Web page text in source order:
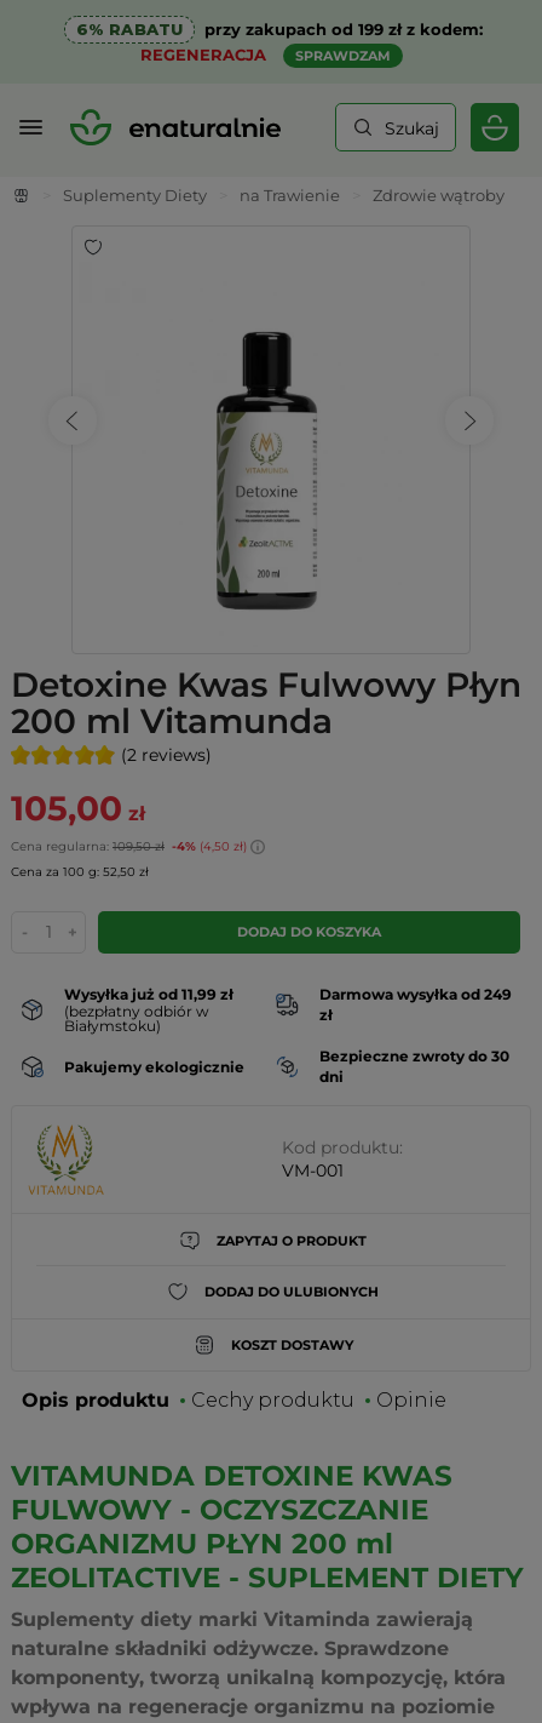
6% RABATU
przy zakupach od 199 zł z kodem:
REGENERACJA
SPRAWDZAM
Szukaj
Suplementy Diety na Trawienie Zdrowie wątroby
Detoxine Kwas Fulwowy Płyn
200 ml Vitamunda
(2 reviews)
105,00 zł
Cena regularna: 109,50 zł -4% (4,50 zł)
Cena za 100 g: 52,50 zł
- + DODAJ DO KOSZYKA
Wysyłka już od 11,99 zł
(bezpłatny odbiór w
Białymstoku)
Darmowa wysyłka od 249
zł
Pakujemy ekologicznie
Bezpieczne zwroty do 30
dni
Kod produktu:
VM-001
ZAPYTAJ O PRODUKT
DODAJ DO ULUBIONYCH
KOSZT DOSTAWY
Opis produktu Cechy produktu Opinie
VITAMUNDA DETOXINE KWAS
FULWOWY - OCZYSZCZANIE
ORGANIZMU PŁYN 200 ml
ZEOLITACTIVE - SUPLEMENT DIETY
Suplementy diety marki Vitaminda zawierają
naturalne składniki odżywcze. Sprawdzone
komponenty, tworzą unikalną kompozycję, która
wpływa na regeneracje organizmu na poziomie